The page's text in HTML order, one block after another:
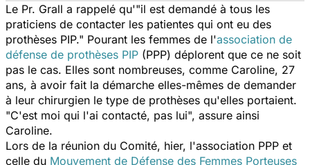
Le Pr. Grall a rappelé qu'"il est demandé à tous les
praticiens de contacter les patientes qui ont eu des
prothèses PIP." Pourant les femmes de l'association de
défense de prothèses PIP (PPP) déplorent que ce ne soit
pas le cas. Elles sont nombreuses, comme Caroline, 27
ans, à avoir fait la démarche elles-mêmes de demander
à leur chirurgien le type de prothèses qu'elles portaient.
"C'est moi qui l'ai contacté, pas lui", assure ainsi
Caroline.
Lors de la réunion du Comité, hier, l'association PPP et
celle du Mouvement de Défense des Femmes Porteuses